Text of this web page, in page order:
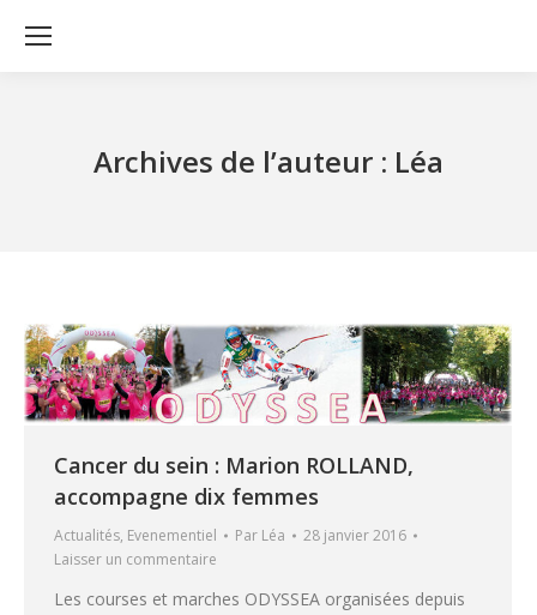
Archives de l’auteur : Léa
Cancer du sein : Marion ROLLAND,
accompagne dix femmes
Actualités, Evenementiel Par Léa
28 janvier 2016
Laisser un commentaire
Les courses et marches ODYSSEA organisées depuis